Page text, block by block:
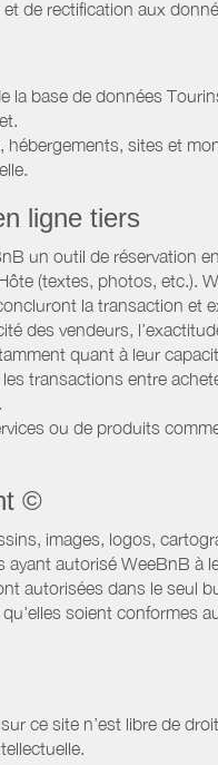
de rectification aux
base de données
sites et
ligne tiers
un outil de réservation
(textes, photos, etc.).
la transaction et
des vendeurs,
quant à leur
transactions entre
ou de produits
©
images, logos,
autorisé WeeBnB
autorisées dans le seul
soient conformes
ce site n’est libre de